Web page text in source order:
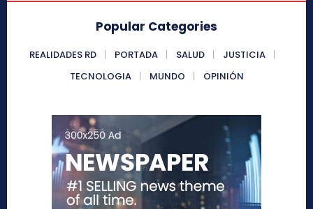
Popular Categories
REALIDADES RD PORTADA SALUD
JUSTICIA
TECNOLOGIA
MUNDO OPINIÓN